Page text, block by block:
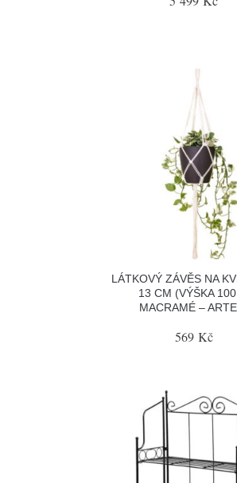
LÁTKOVÝ ZÁVĚS NA
13 CM (VÝŠKA
MACRAMÉ –
569 Kč